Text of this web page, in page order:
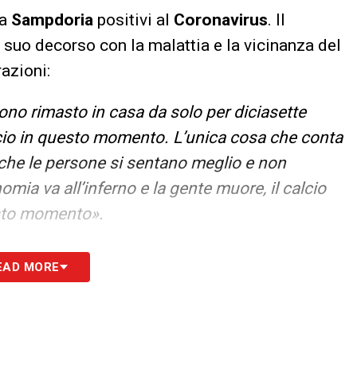
Sampdoria positivi al Coronavirus. Il
decorso con la malattia e la vicinanza del
rimasto in casa da solo per diciasette
in questo momento. L’unica cosa che conta
le persone si sentano meglio e non
va all’inferno e la gente muore, il calcio
momento».
MORE